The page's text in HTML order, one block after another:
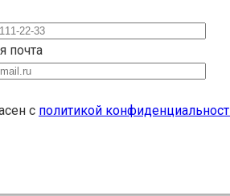
почта
с политикой